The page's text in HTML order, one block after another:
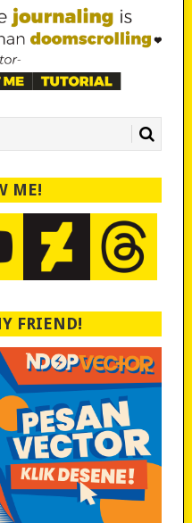
ME!
FRIEND!